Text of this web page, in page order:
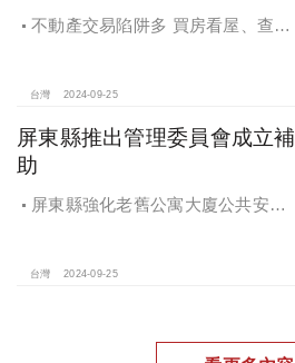
不動產交易陷阱多 買房看屋、查
台灣 2024-09-25
屏東縣推出管理委員會成立補
助
屏東縣強化老舊公寓大廈公共安全
台灣 2024-09-25